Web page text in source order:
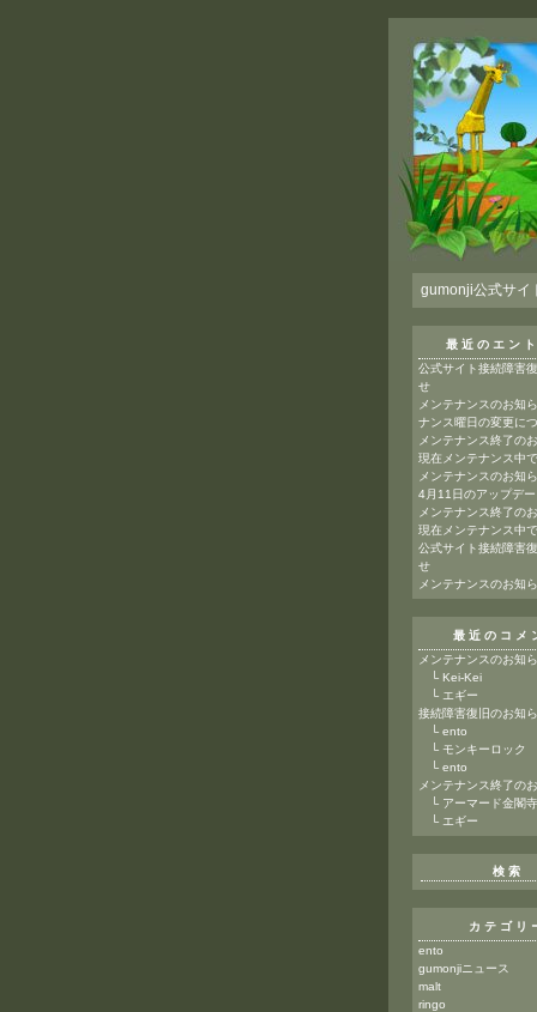
gumonji公式サイ
最近のエン
公式サイト接続障害
せ
メンテナンスのお知
ナンス曜日の変更に
メンテナンス終了の
現在メンテナンス中で
メンテナンスのお知
4月11日のアップデ
メンテナンス終了の
現在メンテナンス中で
公式サイト接続障害
せ
メンテナンスのお知
最近のコメ
メンテナンスのお知
└ Kei-Kei
└ エギー
接続障害復旧のお知
└ ento
└ モンキーロック
└ ento
メンテナンス終了の
└ アーマード金閣寺
└ エギー
検索
カテゴリ
ento
gumonjiニュース
malt
ringo